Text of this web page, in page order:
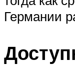
Германии